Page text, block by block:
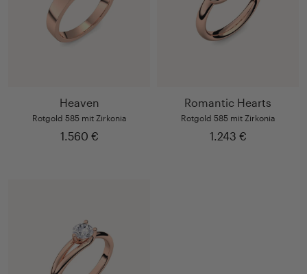
Heaven
Rotgold 585 mit Zirkonia
1.560 €
Romantic Hearts
Rotgold 585 mit Zirkonia
1.243 €